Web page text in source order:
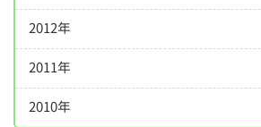
2012年
2011年
2010年